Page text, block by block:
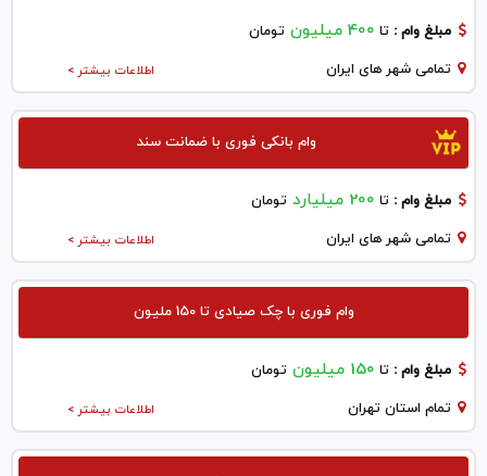
مبلغ وام : تا 400 میلیون تومان
اطلاعات بیشتر > تمامی شهر های ایران
وام بانکی فوری با ضمانت سند
مبلغ وام : تا 200 میلیارد تومان
اطلاعات بیشتر > تمامی شهر های ایران
وام فوری با چک صیادی تا 150 ملیون
مبلغ وام : تا 150 میلیون تومان
اطلاعات بیشتر > تمام استان تهران